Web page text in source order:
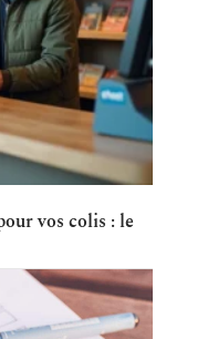
vos colis : le